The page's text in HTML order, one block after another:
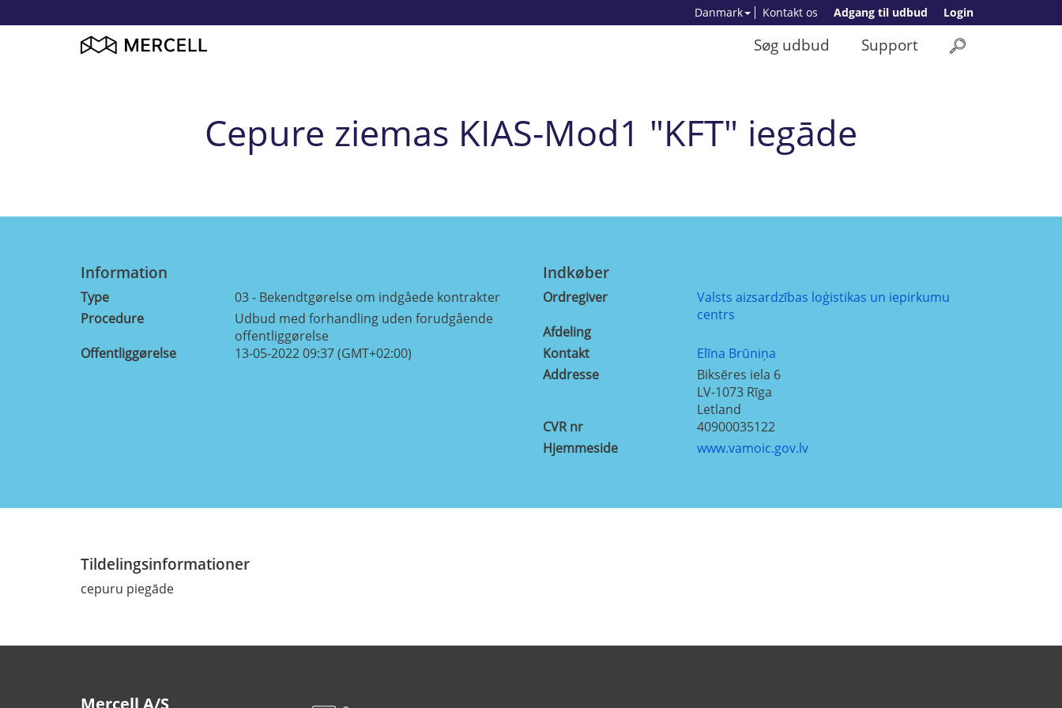
Login
Adgang til udbud
Kontakt os
Danmark
Support
Søg udbud
Cepure ziemas KIAS-Mod1 "KFT" iegāde
Information
Type
03 - Bekendtgørelse om indgåede kontrakter
Procedure
Udbud med forhandling uden forudgående
offentliggørelse
Offentliggørelse
13-05-2022 09:37 (GMT+02:00)
Indkøber
Ordregiver
Valsts aizsardzības loģistikas un iepirkumu
centrs
Afdeling
Kontakt
Elīna Brūniņa
Addresse
Biksēres iela 6
LV-1073 Rīga
Letland
CVR nr
40900035122
Hjemmeside
www.vamoic.gov.lv
Tildelingsinformationer
cepuru piegāde
Mercell A/S